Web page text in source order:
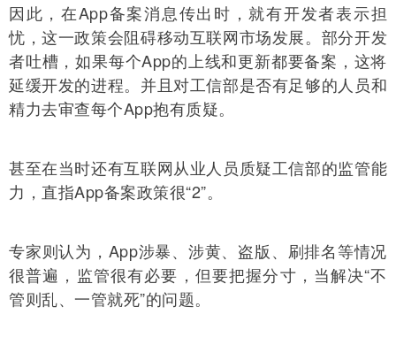
因此，在App备案消息传出时，就有开发者表示担
忧，这一政策会阻碍移动互联网市场发展。部分开发
者吐槽，如果每个App的上线和更新都要备案，这将
延缓开发的进程。并且对工信部是否有足够的人员和
精力去审查每个App抱有质疑。
甚至在当时还有互联网从业人员质疑工信部的监管能
力，直指App备案政策很“2”。
专家则认为，App涉暴、涉黄、盗版、刷排名等情况
很普遍，监管很有必要，但要把握分寸，当解决“不
管则乱、一管就死”的问题。